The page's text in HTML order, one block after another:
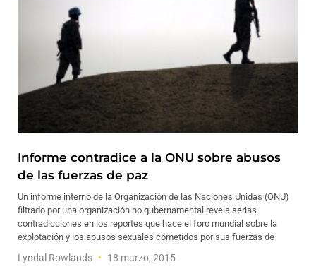
Informe contradice a la ONU sobre abusos
de las fuerzas de paz
Un informe interno de la Organización de las Naciones Unidas (ONU)
filtrado por una organización no gubernamental revela serias
contradicciones en los reportes que hace el foro mundial sobre la
explotación y los abusos sexuales cometidos por sus fuerzas de
Lyndal Rowlands 18 marzo, 2015